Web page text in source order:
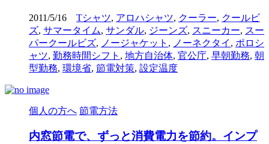
2011/5/16 Tシャツ, アロハシャツ, クーラー, クールビ
ズ, サマータイム, サンダル, ジーンズ, スニーカー, スー
パークールビズ, ノージャケット , ノーネクタイ , ポロシ
ャツ, 勤務時間シフト , 地方自治体, 官公庁, 早朝勤務, 朝
型勤務, 環境省, 節電対策, 設定温度
個人の方へ 節電方法
内窓節電で、ずっと消費電力を節約。インプ